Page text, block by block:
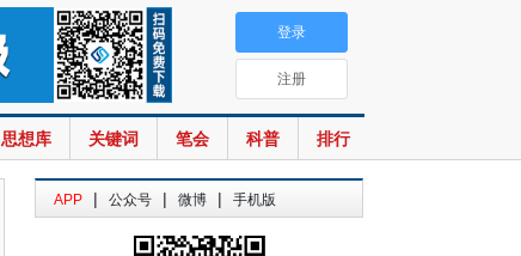
思想库 关键词 笔会 科普 排行
登录
注册
APP | 公众号 | 微博 | 手机版